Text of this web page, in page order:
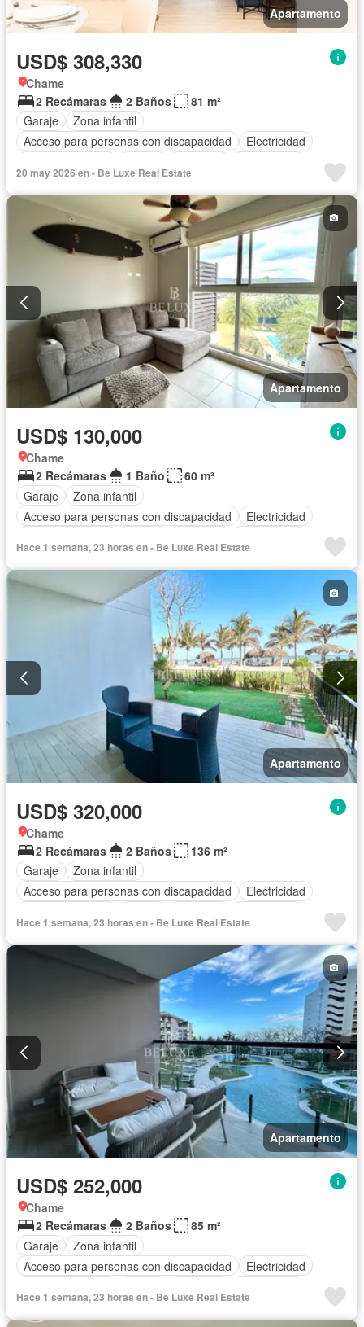
Apartamento
USD$ 308,330
Chame
2 Recámaras
2 Baños
81 m²
Garaje
Zona infantil
Acceso para personas con discapacidad
Electricidad
Vista panorámica
Seguridad
20 may 2026 en - Be Luxe Real Estate
Apartamento
USD$ 130,000
Chame
2 Recámaras
1 Baño
60 m²
Garaje
Zona infantil
Acceso para personas con discapacidad
Electricidad
Vista panorámica
Seguridad Piscina Agua
Hace 1 semana, 23 horas en - Be Luxe Real Estate
Apartamento
USD$ 320,000
Chame
2 Recámaras
2 Baños
136 m²
Garaje
Zona infantil
Acceso para personas con discapacidad
Electricidad
Vista panorámica
Seguridad Piscina Agua
Hace 1 semana, 23 horas en - Be Luxe Real Estate
Apartamento
USD$ 252,000
Chame
2 Recámaras
2 Baños
85 m²
Garaje
Zona infantil
Acceso para personas con discapacidad
Electricidad
Vista panorámica
Seguridad Piscina Agua
Hace 1 semana, 23 horas en - Be Luxe Real Estate